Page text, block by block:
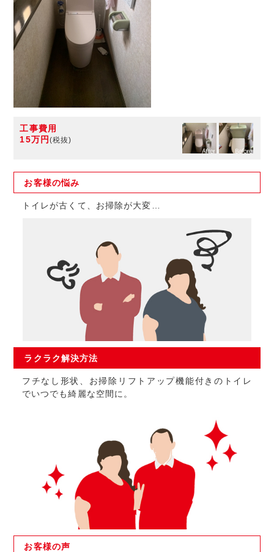
工事費用
15万円 (税抜)
お客様の悩み
トイレが古くて、お掃除が大変…
ラクラク解決方法
フチなし形状、お掃除リフトアップ機能付きのトイレ
でいつでも綺麗な空間に。
お客様の声